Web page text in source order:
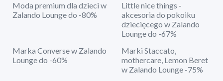
Moda premium dla dzieci w
Zalando Lounge do -80%
Little nice things -
akcesoria do pokoiku
dziecięcego w Zalando
Lounge do -67%
Marka Converse w Zalando
Lounge do -60%
Marki Staccato,
mothercare, Lemon Beret
w Zalando Lounge -75%